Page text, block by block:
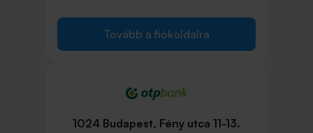
Tovább a fiókoldalra
1024 Budapest, Fény utca 11-13.